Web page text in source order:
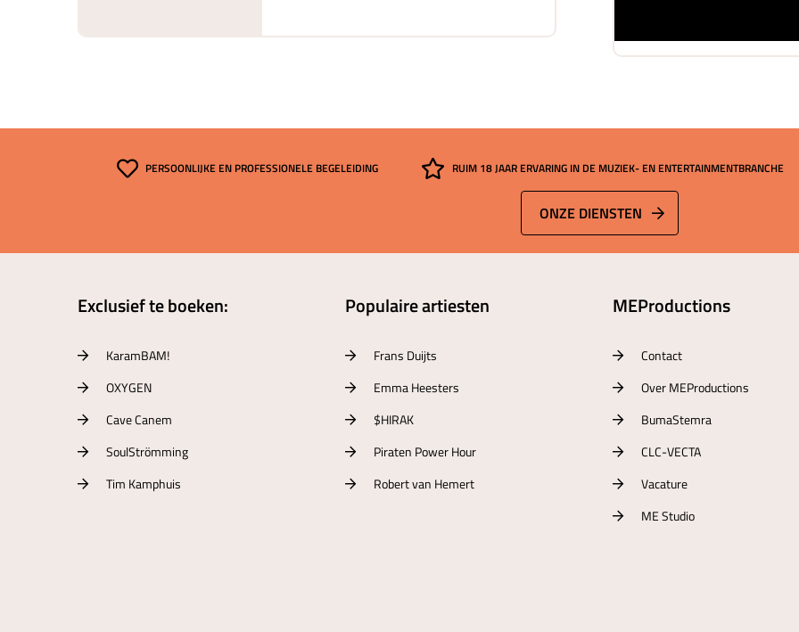
PERSOONLIJKE EN PROFESSIONELE BEGELEIDING RUIM 18 JAAR ERVARING IN DE MUZIEK- EN ENTERTAINMENTBRANCHE
ONZE DIENSTEN
Exclusief te boeken:
KaramBAM!
OXYGEN
Cave Canem
SoulStrömming
Tim Kamphuis
Populaire artiesten
Frans Duijts
Emma Heesters
$HIRAK
Piraten Power Hour
Robert van Hemert
MEProductions
Contact
Over MEProductions
BumaStemra
CLC-VECTA
Vacature
ME Studio